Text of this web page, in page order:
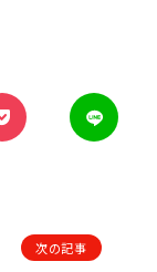
次の記事